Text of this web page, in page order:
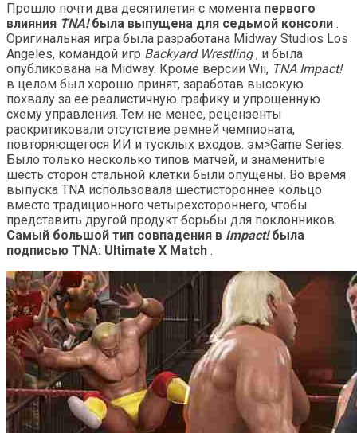
Прошло почти два десятилетия с момента первого
влияния TNA!была выпущена для седьмой консоли .
Оригинальная игра была разработана Midway Studios Los
Angeles, командой игр Backyard Wrestling, и была
опубликована на Midway. Кроме версии Wii, TNA Impact!
в целом был хорошо принят, заработав высокую
похвалу за ее реалистичную графику и упрощенную
схему управления. Тем не менее, рецензенты
раскритиковали отсутствие ремней чемпионата,
повторяющегося ИИ и тусклых входов. эм>Game Series.
Было только несколько типов матчей, и знаменитые
шесть сторон стальной клетки были опущены. Во время
выпуска TNA использовала шестистороннее кольцо
вместо традиционного четырехстороннего, чтобы
представить другой продукт борьбы для поклонников.
Самый большой тип совпадения в Impact!была
подписью TNA: Ultimate X Match .